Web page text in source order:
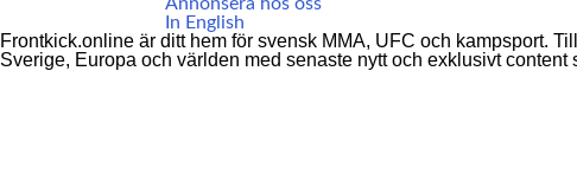
In English
Frontkick.online är ditt hem för svensk MMA, UFC och kampsport.
Sverige, Europa och världen med senaste nytt och exklusivt